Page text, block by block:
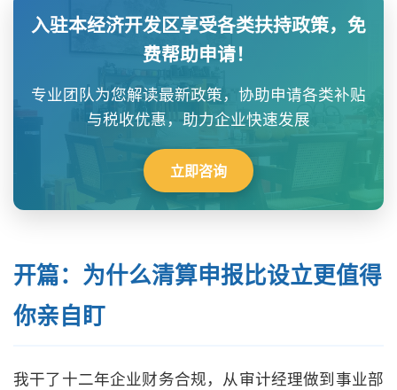
入驻本经济开发区享受各类扶持政策，免
费帮助申请！
专业团队为您解读最新政策，协助申请各类补贴
与税收优惠，助力企业快速发展
立即咨询
开篇：为什么清算申报比设立更值得
你亲自盯
我干了十二年企业财务合规，从审计经理做到事业部